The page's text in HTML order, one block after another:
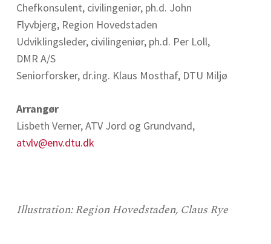
Chefkonsulent, civilingeniør, ph.d. John
Flyvbjerg, Region Hovedstaden
Udviklingsleder, civilingeniør, ph.d. Per Loll,
DMR A/S
Seniorforsker, dr.ing. Klaus Mosthaf, DTU Miljø
Arrangør
Lisbeth Verner, ATV Jord og Grundvand,
atvlv@env.dtu.dk
Illustration: Region Hovedstaden, Claus Rye